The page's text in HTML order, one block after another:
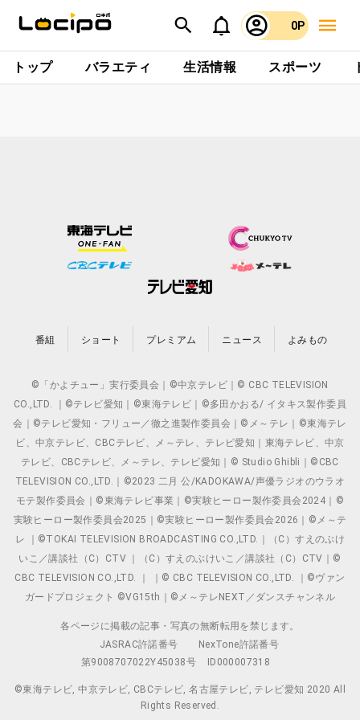
0P
トップ バラエティ 生活情報 スポーツ
番組 ショート プレミアム ニュース よみもの
©「かよチュー」実行委員会｜©中京テレビ｜© CBC TELEVISION
CO.,LTD. ｜©テレビ愛知｜©東海テレビ｜©多田かおる/ イタキス製作委員
会｜©テレビ愛知・フリュー／徹之進製作委員会｜©メ～テレ｜©東海テレ
ビ、中京テレビ、CBCテレビ、メ～テレ、テレビ愛知｜東海テレビ、中京
テレビ、CBCテレビ、メ～テレ、テレビ愛知｜© Studio Ghibli｜©CBC
TELEVISION CO.,LTD.｜©2023 二月 公/KADOKAWA/声優ラジオのウラオ
モテ製作委員会｜©東海テレビ事業｜©実験ヒーロー製作委員会2024｜©
実験ヒーロー製作委員会2025｜©実験ヒーロー製作委員会2026｜©メ～テ
レ ｜©TOKAI TELEVISION BROADCASTING CO.,LTD.｜（C）すえのぶけ
いこ／講談社（C）CTV ｜（C）すえのぶけいこ／講談社（C）CTV｜©
CBC TELEVISION CO.,LTD. ｜ ｜© CBC TELEVISION CO.,LTD. ｜©ヴァン
ガードプロジェクト ©VG15th｜©メ～テレNEXT／ダンスチャンネル
各ページに掲載の記事・写真の無断転用を禁じます。
JASRAC許諾番号
NexTone許諾番号
第9008707022Y45038号
ID000007318
©東海テレビ, 中京テレビ, CBCテレビ, 名古屋テレビ, テレビ愛知 2020 All
Rights Reserved.